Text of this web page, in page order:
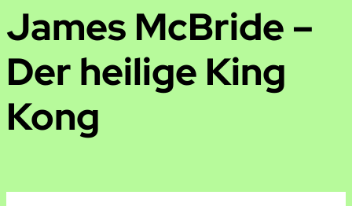
James McBride –
Der heilige King
Kong